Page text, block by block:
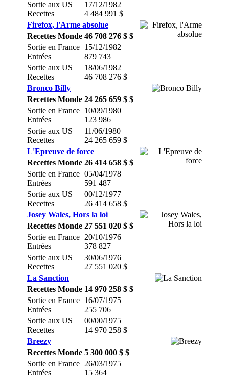
Sortie aux US
Recettes
17/12/1982
4 484 991 $
Firefox, l'Arme absolue
Recettes Monde 46 708 276 $ $
Sortie en France
Entrées
15/12/1982
879 743
Sortie aux US
Recettes
18/06/1982
46 708 276 $
Bronco Billy
Recettes Monde 24 265 659 $ $
Sortie en France
Entrées
10/09/1980
123 986
Sortie aux US
Recettes
11/06/1980
24 265 659 $
L'Epreuve de force
Recettes Monde 26 414 658 $ $
Sortie en France
Entrées
05/04/1978
591 487
Sortie aux US
Recettes
00/12/1977
26 414 658 $
Josey Wales, Hors la loi
Recettes Monde 27 551 020 $ $
Sortie en France
Entrées
20/10/1976
378 827
Sortie aux US
Recettes
30/06/1976
27 551 020 $
La Sanction
Recettes Monde 14 970 258 $ $
Sortie en France
Entrées
16/07/1975
255 706
Sortie aux US
Recettes
00/00/1975
14 970 258 $
Breezy
Recettes Monde 5 300 000 $ $
Sortie en France
Entrées
26/03/1975
15 364